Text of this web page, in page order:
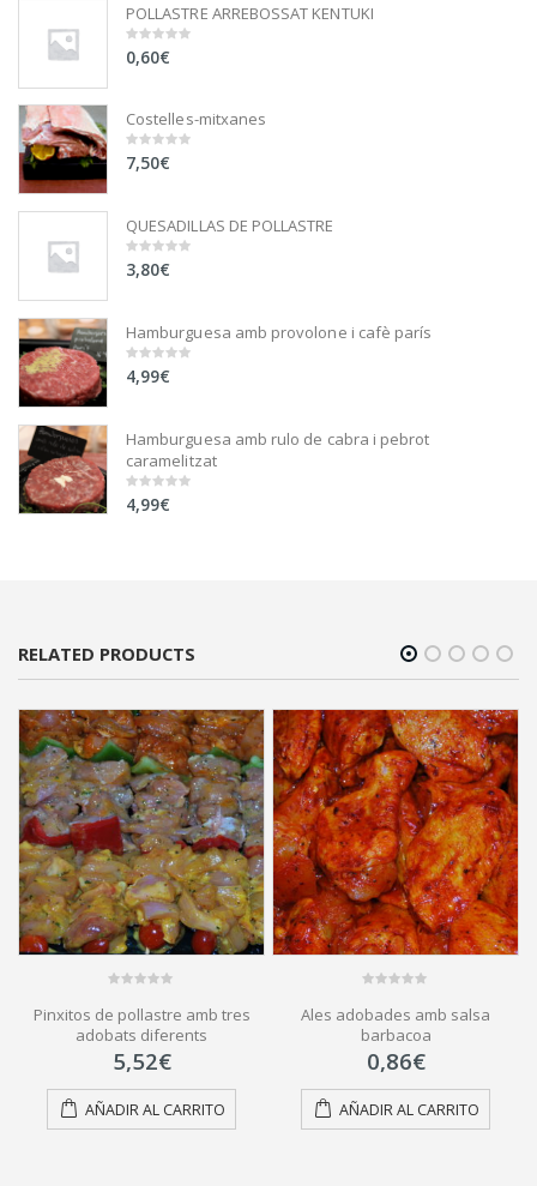
POLLASTRE ARREBOSSAT KENTUKI
0
out
0,60€
Costelles-mitxanes
0
out
7,50€
QUESADILLAS DE POLLASTRE
0
out
3,80€
Hamburguesa amb provolone i cafè parís
0
out
4,99€
Hamburguesa amb rulo de cabra i pebrot
caramelitzat
0
out
4,99€
RELATED PRODUCTS
out
of
5
Pinxitos de pollastre amb tres
adobats diferents
5,52€
AÑADIR AL CARRITO
out
5
Ales adobades amb salsa
barbacoa
0,86€
AÑADIR AL CARRITO